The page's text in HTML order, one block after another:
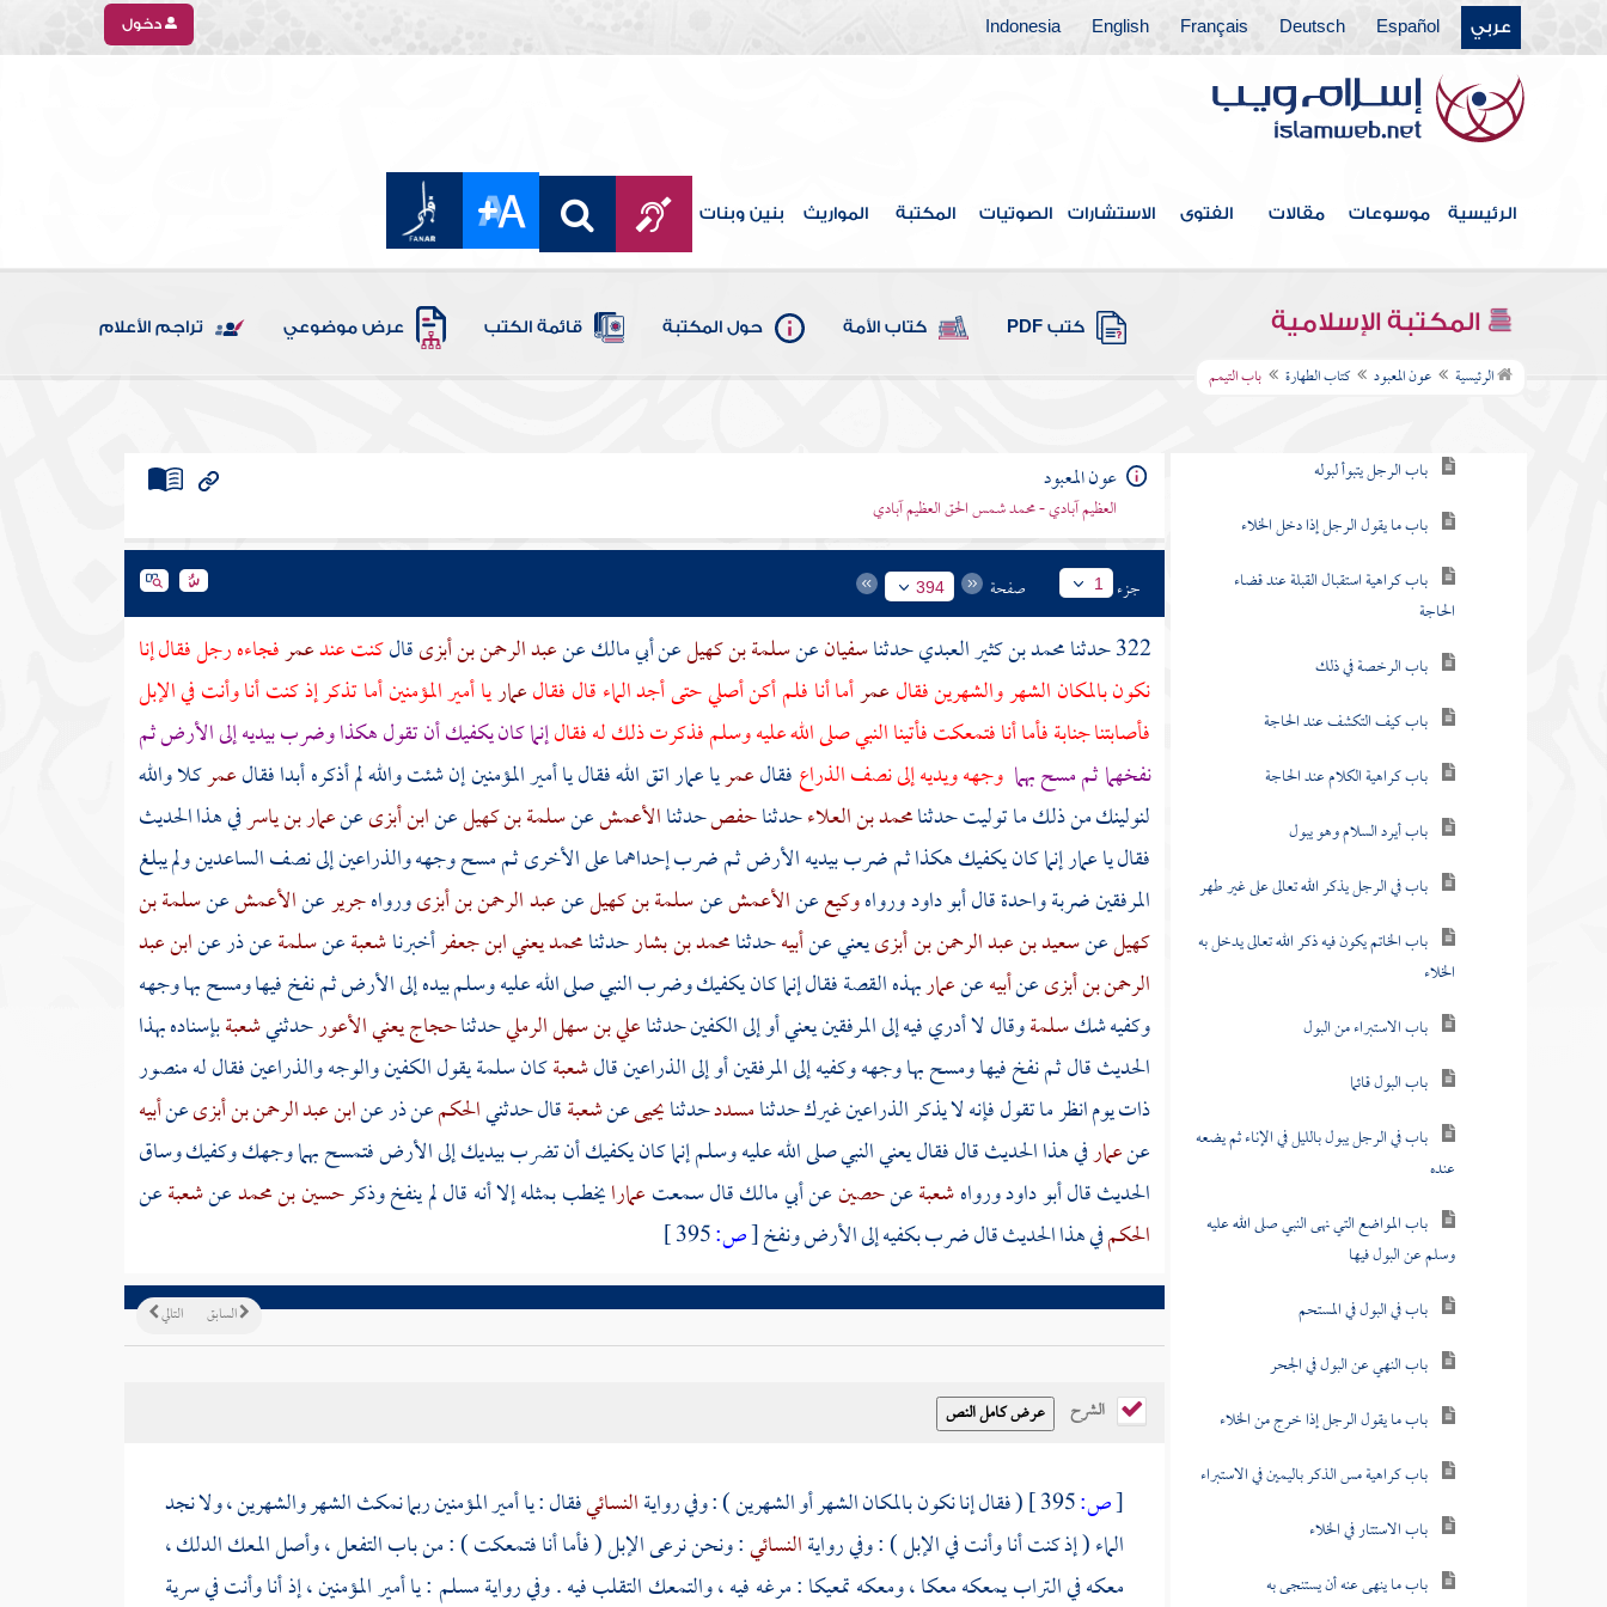
عربي Español
Deutsch
Français
English
Indonesia دخول
الرئيسية موسوعات مقالات الفتوى الاستشارات الصوتيات المكتبة المواريث بنين وبنات
المكتبة الإسلامية كتب PDF كتاب الأمة حول المكتبة قائمة الكتب عرض موضوعي تراجم الأعلام
الرئيسية عون المعبود كتاب الطهارة باب التيمم
فهرس الكتاب
كتاب الطهارة
باب الرجل يتبوأ لبوله
باب ما يقول الرجل إذا دخل الخلاء
باب كراهية استقبال القبلة عند قضاء
الحاجة
باب الرخصة في ذلك
باب كيف التكشف عند الحاجة
باب كراهية الكلام عند الحاجة
باب أيرد السلام وهو يبول
باب في الرجل يذكر الله تعالى على غير طهر
باب الخاتم يكون فيه ذكر الله تعالى يدخل به
الخلاء
باب الاستبراء من البول
باب البول قائما
باب في الرجل يبول بالليل في الإناء ثم يضعه
عنده
باب المواضع التي نهى النبي صلى الله عليه
وسلم عن البول فيها
باب في البول في المستحم
باب النهي عن البول في الجحر
باب ما يقول الرجل إذا خرج من الخلاء
باب كراهية مس الذكر باليمين في الاستبراء
باب الاستتار في الخلاء
باب ما ينهى عنه أن يستنجى به
عون المعبود
العظيم آبادي - محمد شمس الحق العظيم آبادي
جزء 1 صفحة 394
322 حدثنا محمد بن كثير العبديحدثناسفيانعنسلمة بن كهيلعنأبي مالكعنعبد الرحمن بن أبزىقالكنت عندعمرفجاءه رجل فقال إنا
نكون بالمكان الشهر والشهرين فقالعمرأما أنا فلم أكن أصلي حتى أجد الماء قال فقالعماريا أمير المؤمنين أما تذكر إذ كنت أنا وأنت في الإبل
فأصابتنا جنابة فأما أنا فتمعكت فأتينا النبي صلى الله عليه وسلم فذكرت ذلك له فقالإنما كان يكفيك أن تقول هكذا وضرب بيديه إلى الأرض ثم
نفخهما ثم مسح بهما وجهه ويديه إلى نصف الذراعفقالعمرياعماراتق الله فقال يا أمير المؤمنين إن شئت والله لم أذكره أبدا فقالعمركلا والله
لنولينك من ذلك ما توليت حدثنامحمد بن العلاءحدثناحفصحدثناالأعمشعنسلمة بن كهيلعنابن أبزىعنعمار بن ياسرفي هذا الحديث
فقال ياعمارإنما كان يكفيك هكذا ثم ضرب بيديه الأرض ثم ضرب إحداهما على الأخرى ثم مسح وجهه والذراعين إلى نصف الساعدين ولم يبلغ
المرفقين ضربة واحدة قال أبو داود ورواهوكيععنالأعمشعنسلمة بن كهيلعنعبد الرحمن بن أبزىورواهجريرعنالأعمشعنسلمة بن
كهيلعنسعيد بن عبد الرحمن بن أبزىيعني عنأبيهحدثنامحمد بن بشارحدثنامحمد يعني ابن جعفرأخبرناشعبةعنسلمةعنذرعنابن عبد
الرحمن بن أبزىعنأبيهعنعماربهذه القصة فقال إنما كان يكفيك وضرب النبي صلى الله عليه وسلم بيده إلى الأرض ثم نفخ فيها ومسح بها وجهه
وكفيه شكسلمةوقال لا أدري فيه إلى المرفقين يعني أو إلى الكفين حدثناعلي بن سهل الرمليحدثناحجاج يعني الأعورحدثنيشعبةبإسناده بهذا
الحديث قال ثم نفخ فيها ومسح بها وجهه وكفيه إلى المرفقين أو إلى الذراعين قالشعبةكانسلمةيقول الكفين والوجه والذراعين فقال لهمنصور
ذات يوم انظر ما تقول فإنه لا يذكر الذراعين غيرك حدثنامسددحدثنايحيىعنشعبةقال حدثنيالحكمعنذرعنابن عبد الرحمن بن أبزىعنأبيه
عنعمارفي هذا الحديث قال فقال يعني النبي صلى الله عليه وسلم إنما كان يكفيك أن تضرب بيديك إلى الأرض فتمسح بهما وجهك وكفيك وساق
الحديث قال أبو داود ورواهشعبةعنحصينعنأبي مالكقال سمعتعمارايخطب بمثله إلا أنه قال لم ينفخ وذكرحسين بن محمدعنشعبةعن
الحكمفي هذا الحديث قال ضرب بكفيه إلى الأرض ونفخ[ص:
التالي السابق
الشرح
[ص: ( فقال إنا نكون بالمكان الشهر أو الشهرين ) : وفي روايةالنسائيفقال : يا أمير المؤمنين ربما نمكث الشهر والشهرين ، ولا نجد
الماء ( إذ كنت أنا وأنت في الإبل ) : وفي روايةالنسائي: ونحن نرعى الإبل ( فأما أنا فتمعكت ) : من باب التفعل ، وأصل المعك الدلك ،
معكه في التراب يمعكه معكا ، ومعكه تمعيكا : مرغه فيه ، والتمعك التقلب فيه . وفي روايةمسلم : يا أمير المؤمنين ، إذ أنا وأنت في سرية